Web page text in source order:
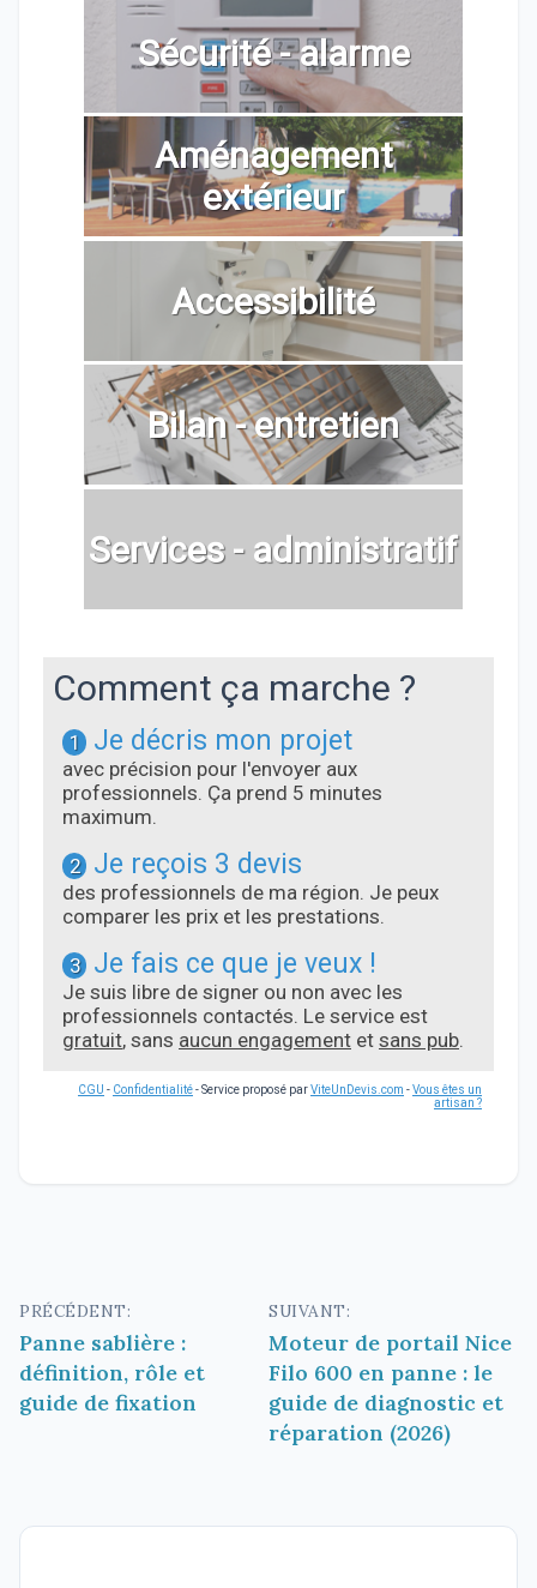
Sécurité - alarme
Aménagement
extérieur
Accessibilité
Bilan - entretien
Services - administratif
Comment ça marche ?
1 Je décris mon projet
avec précision pour l'envoyer aux
professionnels. Ça prend 5 minutes
maximum.
2 Je reçois 3 devis
des professionnels de ma région. Je peux
comparer les prix et les prestations.
3 Je fais ce que je veux !
Je suis libre de signer ou non avec les
professionnels contactés. Le service est
gratuit, sans aucun engagement et sans pub.
CGU - Confidentialité- Service proposé parViteUnDevis.com -Vous êtes un
artisan ?
Navigation
de
l’article
PRÉCÉDENT:
Panne sablière :
définition, rôle et
guide de fixation
SUIVANT:
Moteur de portail Nice
Filo 600 en panne : le
guide de diagnostic et
réparation (2026)